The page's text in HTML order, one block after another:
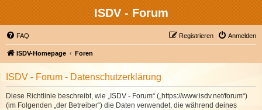
ISDV - Forum
FAQ Anmelden
Registrieren
ISDV-Homepage Foren
ISDV - Forum - Datenschutzerklärung
Diese Richtlinie beschreibt, wie „ISDV - Forum“ („https://www.isdv.net/forum“)
(im Folgenden „der Betreiber“) die Daten verwendet, die während deines